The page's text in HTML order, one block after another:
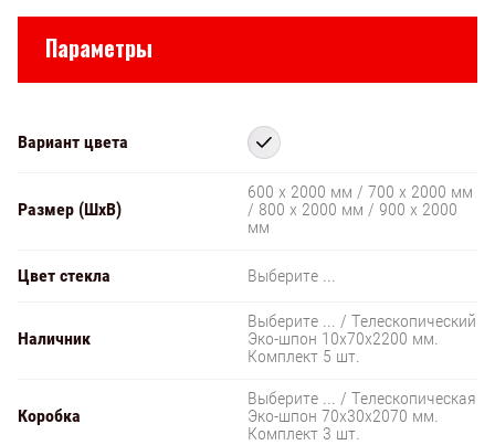
Параметры
Вариант цвета
Размер (ШxВ)
600 х 2000 мм / 700 х 2000 мм
/ 800 х 2000 мм / 900 х 2000
мм
Цвет стекла Выберите ...
Наличник
Выберите ... / Телескопический
Эко-шпон 10х70х2200 мм.
Комплект 5 шт.
Коробка
Выберите ... / Телескопическая
Эко-шпон 70х30х2070 мм.
Комплект 3 шт.